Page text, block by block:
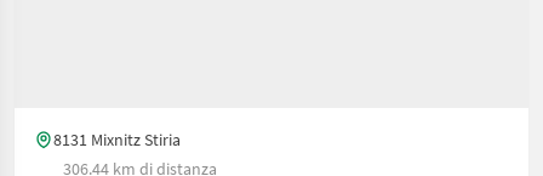
8131 Mixnitz Stiria
306.44 km di distanza